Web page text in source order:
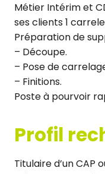
Métier Intérim et
ses clients 1
Préparation de
– Découpe.
– Pose de
– Finitions.
Poste à pourvoir
Profil
Titulaire d’un CAP